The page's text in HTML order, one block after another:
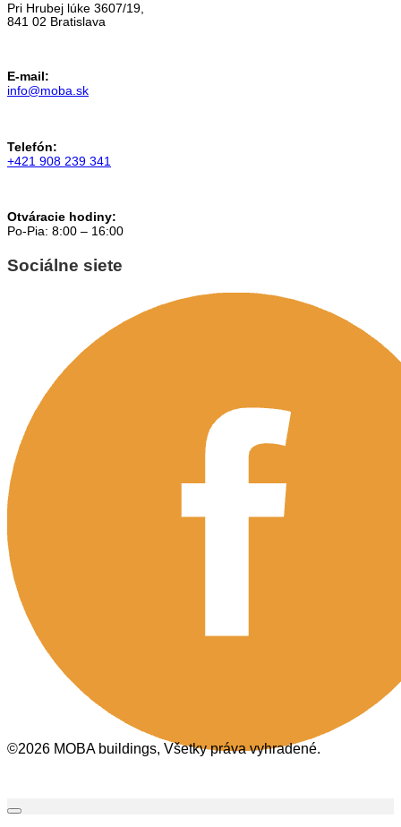
Pri Hrubej lúke 3607/19,
841 02 Bratislava
E-mail:
info@moba.sk
Telefón:
+421 908 239 341
Otváracie hodiny:
Po-Pia: 8:00 – 16:00
Sociálne siete
©2026 MOBA buildings, Všetky práva vyhradené.